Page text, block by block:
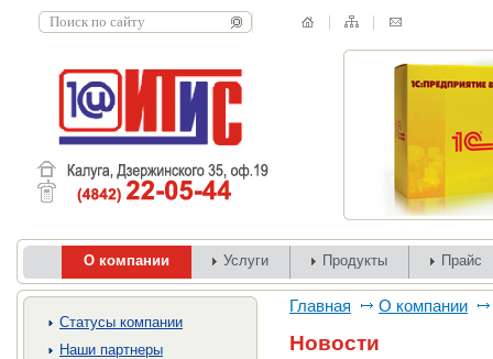
О компании Услуги Продукты Прайс
Cтатусы компании
Наши партнеры
Главная О компании
Новости